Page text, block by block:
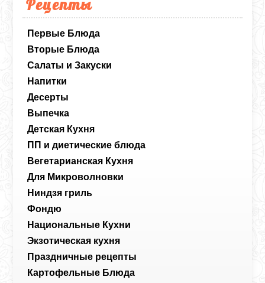
Рецепты
Первые Блюда
Вторые Блюда
Салаты и Закуски
Напитки
Десерты
Выпечка
Детская Кухня
ПП и диетические блюда
Вегетарианская Кухня
Для Микроволновки
Ниндзя гриль
Фондю
Национальные Кухни
Экзотическая кухня
Праздничные рецепты
Картофельные Блюда